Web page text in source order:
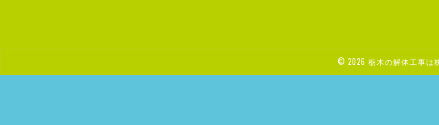
© 2026 栃木の解体工事は株